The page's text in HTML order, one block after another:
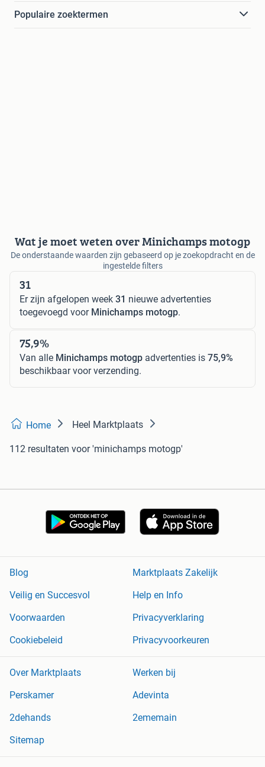
Populaire zoektermen
Wat je moet weten over Minichamps motogp
De onderstaande waarden zijn gebaseerd op je zoekopdracht en de
ingestelde filters
31
Er zijn afgelopen week 31 nieuwe advertenties
toegevoegd voor Minichamps motogp.
75,9%
Van alle Minichamps motogp advertenties is 75,9%
beschikbaar voor verzending.
Home Heel Marktplaats
112 resultaten voor 'minichamps motogp'
Blog
Marktplaats Zakelijk
Veilig en Succesvol
Help en Info
Voorwaarden
Privacyverklaring
Cookiebeleid
Privacyvoorkeuren
Over Marktplaats
Werken bij
Perskamer
Adevinta
2dehands
2ememain
Sitemap